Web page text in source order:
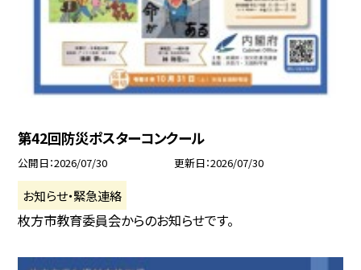
第42回防災ポスターコンクール
公開日 2026/07/30 更新日 2026/07/30
お知らせ・緊急連絡
枚方市教育委員会からのお知らせです。